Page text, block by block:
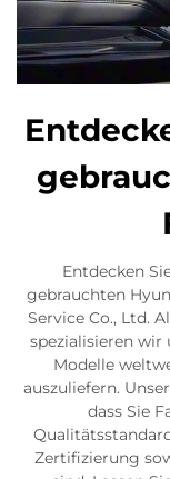
Entdecken
gebrauchten
Service Co., Ltd.
spezialisieren wir
Modelle
auszuliefern.
dass Sie
Zertifizierung